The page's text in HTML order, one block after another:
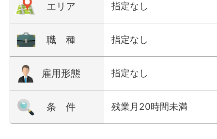
エリア 指定なし
職 種 指定なし
雇用形態 指定なし
条 件 残業月20時間未満